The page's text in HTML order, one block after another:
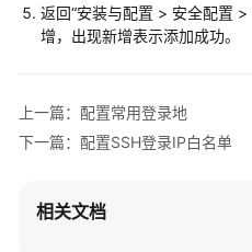
护
总
资
产
返回“安装与配置 > 安全配置 >
增，出现新增表示添加成功。
上一篇：配置常用登录地
下一篇：配置SSH登录IP白名单
相关文档